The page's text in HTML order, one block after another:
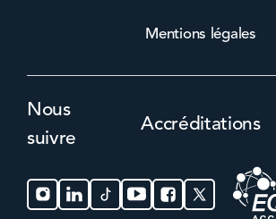
Mentions légales
Nous
suivre
Accréditations